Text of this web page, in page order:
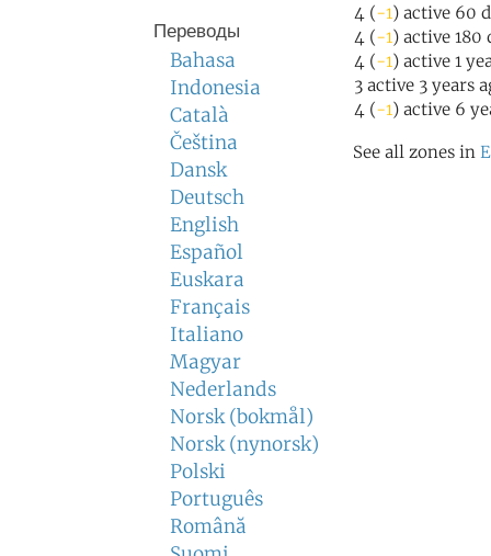
Переводы
Bahasa
Indonesia
Català
Čeština
Dansk
Deutsch
English
Español
Euskara
Français
Italiano
Magyar
Nederlands
Norsk (bokmål)
Norsk (nynorsk)
Polski
Português
Română
4 (-1) active 60
4 (-1) active 180
4 (-1) active 1
3 active 3 years
4 (-1) active 6
See all zones in